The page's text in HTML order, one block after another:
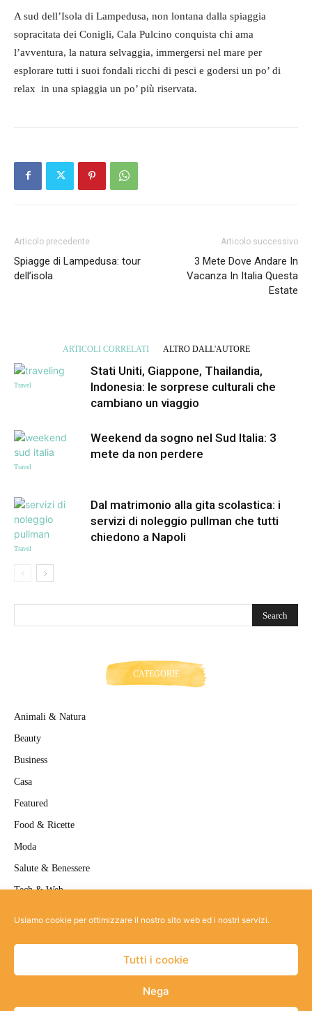
Usiamo cookie per ottimizzare il nostro sito web ed i nostri servizi.
Tutti i cookie
Nega
A sud dell’Isola di Lampedusa, non lontana dalla spiaggia
sopracitata dei Conigli, Cala Pulcino conquista chi ama
l’avventura, la natura selvaggia, immergersi nel mare per
esplorare tutti i suoi fondali ricchi di pesci e godersi un po’ di
relax in una spiaggia un po’ più riservata.
Articolo precedente
Spiagge di Lampedusa: tour
dell’isola
Articolo successivo
3 Mete Dove Andare In
Vacanza In Italia Questa
Estate
ARTICOLI CORRELATI ALTRO DALL'AUTORE
Travel
Stati Uniti, Giappone, Thailandia,
Indonesia: le sorprese culturali che
cambiano un viaggio
Travel
Weekend da sogno nel Sud Italia: 3
mete da non perdere
Travel
Dal matrimonio alla gita scolastica: i
servizi di noleggio pullman che tutti
chiedono a Napoli
CATEGORIE
Animali & Natura
Beauty
Business
Casa
Featured
Food & Ricette
Moda
Salute & Benessere
Tech & Web